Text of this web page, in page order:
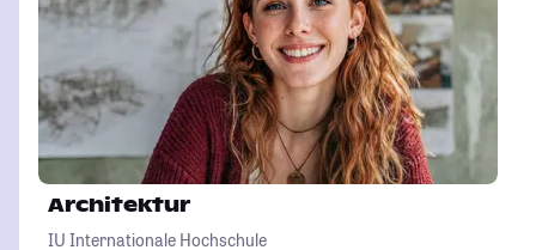
Architektur
IU Internationale Hochschule